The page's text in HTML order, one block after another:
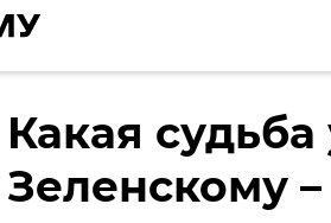
Какая судьба
Зеленскому